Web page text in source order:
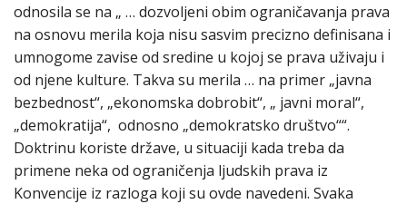
odnosila se na „ … dozvoljeni obim ograničavanja prava
na osnovu merila koja nisu sasvim precizno definisana i
umnogome zavise od sredine u kojoj se prava uživaju i
od njene kulture. Takva su merila … na primer „javna
bezbednost“, „ekonomska dobrobit“, „ javni moral“,
„demokratija“, odnosno „demokratsko društvo““.
Doktrinu koriste države, u situaciji kada treba da
primene neka od ograničenja ljudskih prava iz
Konvencije iz razloga koji su ovde navedeni. Svaka